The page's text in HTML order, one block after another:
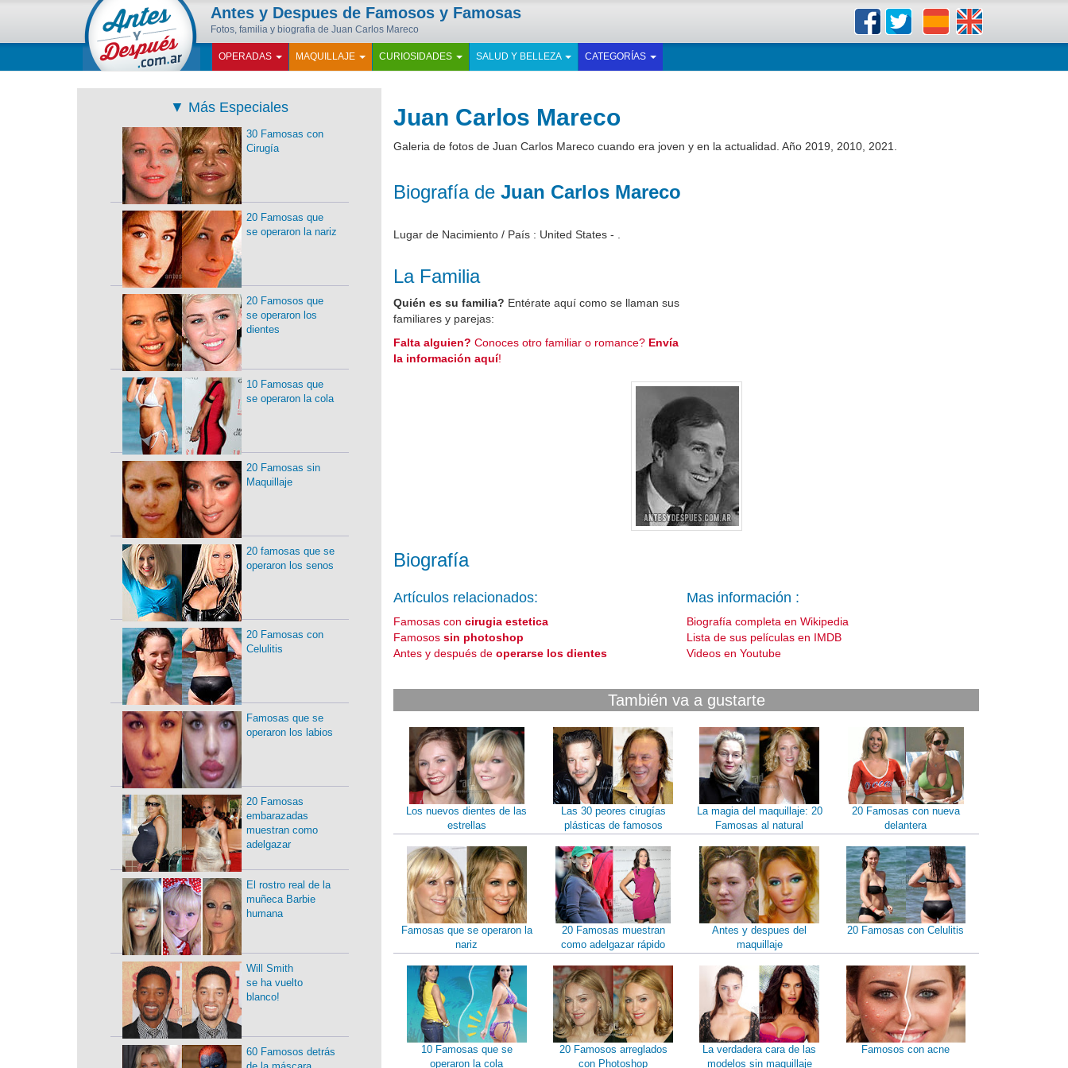
Antes y Despues de Famosos y Famosas
Fotos, familia y biografia de Juan Carlos Mareco
OPERADAS MAQUILLAJE CURIOSIDADES SALUD Y BELLEZA CATEGORÍAS
Juan Carlos Mareco
Galeria de fotos de Juan Carlos Mareco cuando era joven y en la actualidad. Año 2019, 2010, 2021.
Biografía deJuan Carlos Mareco
Lugar de Nacimiento / País : United States - .
La Familia
Quién es su familia? Entérate aquí como se llaman sus
familiares y parejas:
Falta alguien? Conoces otro familiar o romance? Envía
la información aquí!
Biografía
Artículos relacionados:
Famosas concirugia estetica
Famosossin photoshop
Antes y después deoperarse los dientes
Mas información :
Biografía completa en Wikipedia
Lista de sus películas en IMDB
Videos en Youtube
También va a gustarte
Los nuevos dientes de las
estrellas
Las 30 peores cirugías
plásticas de famosos
La magia del maquillaje: 20
Famosas al natural
20 Famosas con nueva
delantera
Famosas que se operaron la
nariz
20 Famosas muestran
como adelgazar rápido
Antes y despues del
maquillaje
20 Famosas con Celulitis
10 Famosas que se
operaron la cola
20 Famosos arreglados
con Photoshop
La verdadera cara de las
modelos sin maquillaje
Famosos con acne
▼ Más Especiales
30 Famosas con
Cirugía
20 Famosas que
se operaron la nariz
20 Famosos que
se operaron los
dientes
10 Famosas que
se operaron la cola
20 Famosas sin
Maquillaje
20 famosas que se
operaron los senos
20 Famosas con
Celulitis
Famosas que se
operaron los labios
20 Famosas
embarazadas
muestran como
adelgazar
El rostro real de la
muñeca Barbie
humana
Will Smith
se ha vuelto
blanco!
60 Famosos detrás